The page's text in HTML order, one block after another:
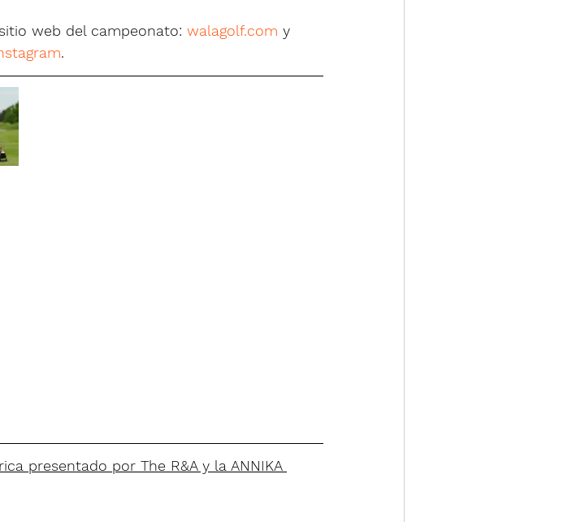
web del campeonato: walagolf.com y
.
presentado por The R&A y la ANNIKA